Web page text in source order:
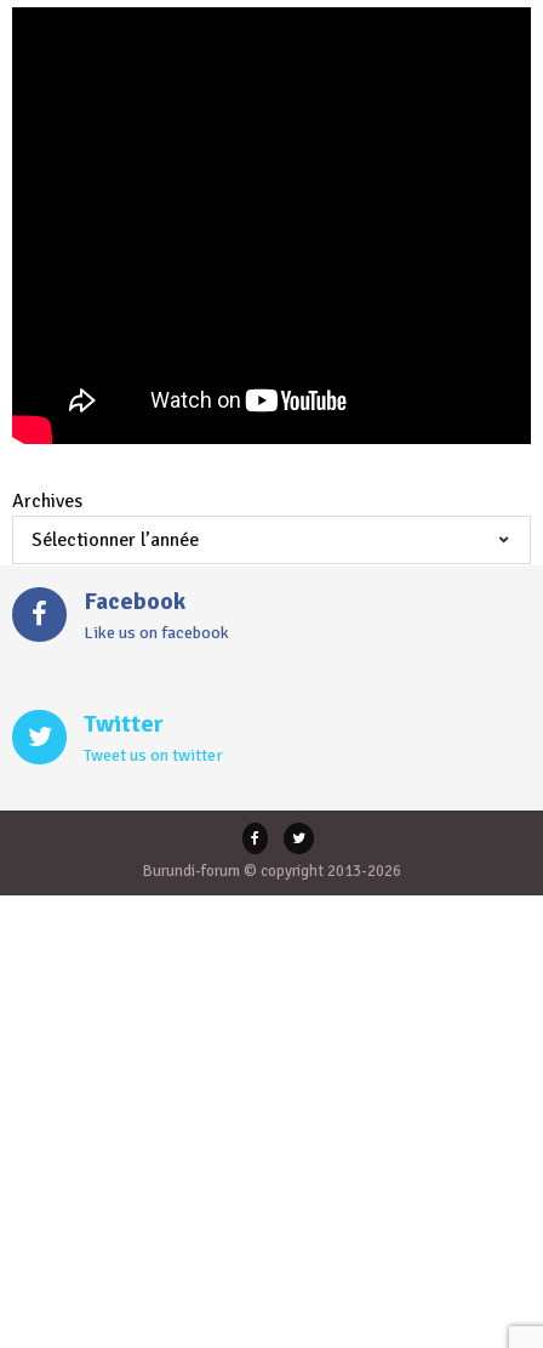
Archives
Facebook
Like us on facebook
Twitter
Tweet us on twitter
Burundi-forum © copyright 2013-2026